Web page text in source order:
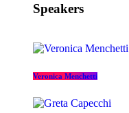
Speakers
Veronica Menchetti